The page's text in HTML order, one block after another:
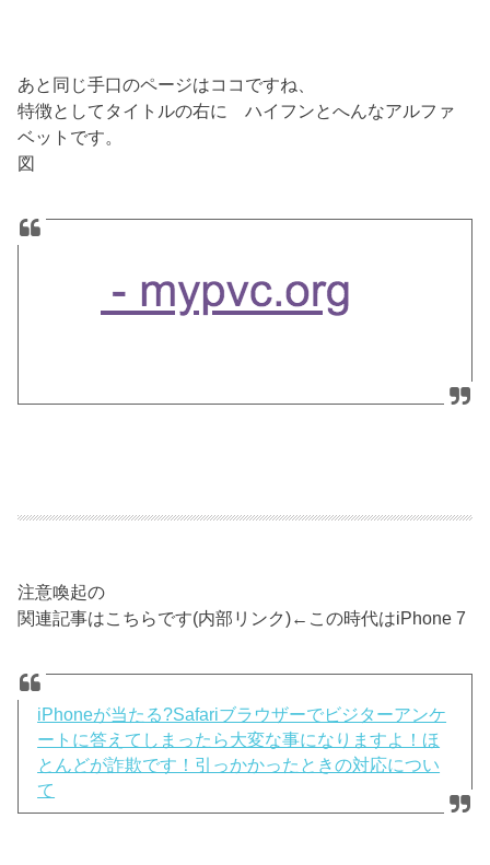
あと同じ手口のページはココですね、
特徴としてタイトルの右に ハイフンとへんなアルファ
ベットです。
図
注意喚起の
関連記事はこちらです(内部リンク)←この時代はiPhone 7
iPhoneが当たる?Safariブラウザーでビジターアンケ
ートに答えてしまったら大変な事になりますよ！ほ
とんどが詐欺です！引っかかったときの対応につい
て